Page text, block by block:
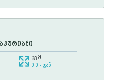
კვ.მ:
0.0 - დან